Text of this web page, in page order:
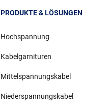
PRODUKTE & LÖSUNGEN
Hochspannung
Kabelgarnituren
Mittelspannungskabel
Niederspannungskabel